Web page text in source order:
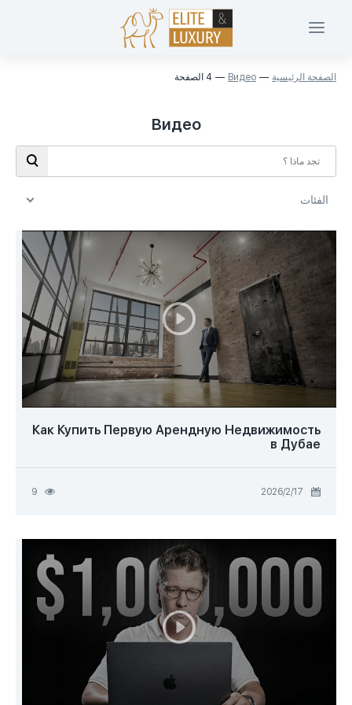
الصفحة الرئيسية Видео 4 الصفحة
Видео
الفئات
الفئات
Investments in Dubai (49)
Walkthrough (24)
Buying property (16)
Вопросы-ответы о недвижимости (13)
UAE Laws (3)
Блог (1)
Как Купить Первую Арендную Недвижимость
в Дубае
17‏/2‏/2026
9